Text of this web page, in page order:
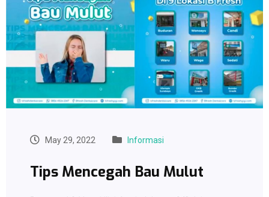
May 29, 2022 Informasi
Tips Mencegah Bau Mulut